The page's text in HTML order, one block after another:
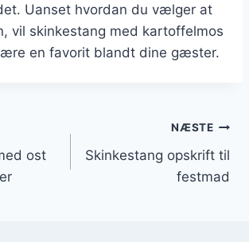
Uanset hvordan du vælger at
vil skinkestang med kartoffelmos
en favorit blandt dine gæster.
ost
NÆSTE
Skinkestang opskrift til
festmad